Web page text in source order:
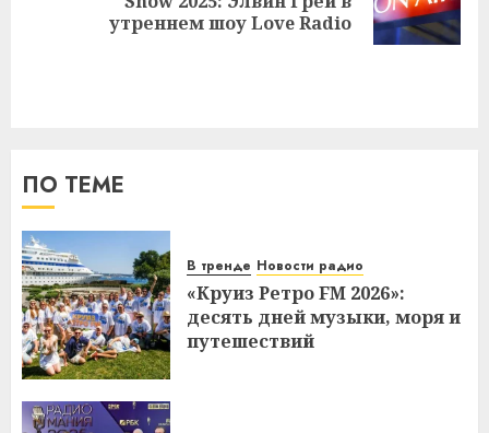
утреннем шоу Love Radio
ПО ТЕМЕ
В тренде Новости радио
«Круиз Ретро FM 2026»:
десять дней музыки, моря и
путешествий